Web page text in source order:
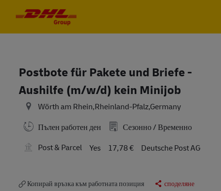
Postbote für Pakete und Briefe -
Aushilfe (m/w/d) kein Minijob
Wörth am Rhein,Rheinland-Pfalz,Germany
Пълен работен ден
Сезонно / Временно
Post & Parcel
Yes 17,78 € Deutsche Post AG
Копирай връзка към работната позиция споделяне